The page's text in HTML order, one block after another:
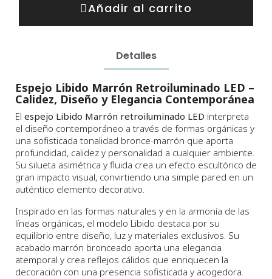
Añadir al carrito
Detalles
Espejo Libido Marrón Retroiluminado LED –
Calidez, Diseño y Elegancia Contemporánea
El espejo Libido Marrón retroiluminado LED interpreta
el diseño contemporáneo a través de formas orgánicas y
una sofisticada tonalidad bronce-marrón que aporta
profundidad, calidez y personalidad a cualquier ambiente.
Su silueta asimétrica y fluida crea un efecto escultórico de
gran impacto visual, convirtiendo una simple pared en un
auténtico elemento decorativo.
Inspirado en las formas naturales y en la armonía de las
líneas orgánicas, el modelo Libido destaca por su
equilibrio entre diseño, luz y materiales exclusivos. Su
acabado marrón bronceado aporta una elegancia
atemporal y crea reflejos cálidos que enriquecen la
decoración con una presencia sofisticada y acogedora.